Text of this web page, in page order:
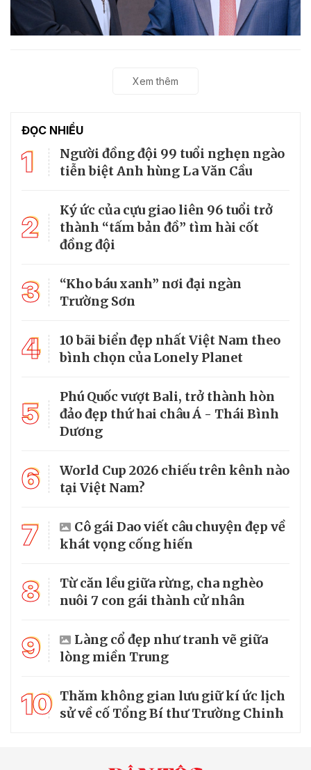
Xem thêm
ĐỌC NHIỀU
1
Người đồng đội 99 tuổi nghẹn ngào
tiễn biệt Anh hùng La Văn Cầu
2
Ký ức của cựu giao liên 96 tuổi trở
thành “tấm bản đồ” tìm hài cốt
đồng đội
3
“Kho báu xanh” nơi đại ngàn
Trường Sơn
4
10 bãi biển đẹp nhất Việt Nam theo
bình chọn của Lonely Planet
5
Phú Quốc vượt Bali, trở thành hòn
đảo đẹp thứ hai châu Á - Thái Bình
Dương
6
World Cup 2026 chiếu trên kênh nào
tại Việt Nam?
7
Cô gái Dao viết câu chuyện đẹp về
khát vọng cống hiến
8
Từ căn lều giữa rừng, cha nghèo
nuôi 7 con gái thành cử nhân
9
Làng cổ đẹp như tranh vẽ giữa
lòng miền Trung
10 Thăm không gian lưu giữ kí ức lịch
sử về cố Tổng Bí thư Trường Chinh